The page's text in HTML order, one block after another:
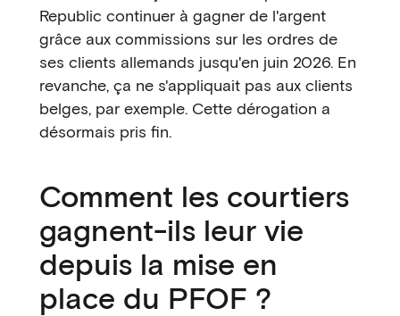
Republic continuer à gagner de l'argent
grâce aux commissions sur les ordres de
ses clients allemands jusqu'en juin 2026. En
revanche, ça ne s'appliquait pas aux clients
belges, par exemple. Cette dérogation a
désormais pris fin.
Comment les courtiers
gagnent-ils leur vie
depuis la mise en
place du PFOF ?